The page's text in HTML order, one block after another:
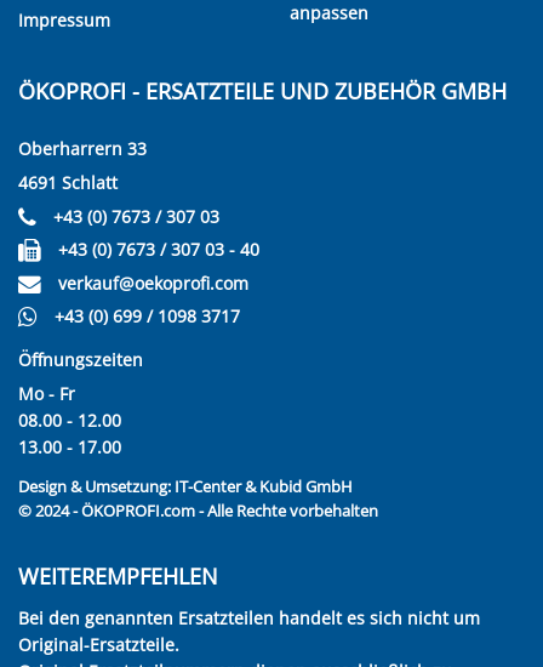
Impressum
anpassen
ÖKOPROFI - ERSATZTEILE UND ZUBEHÖR GMBH
Oberharrern 33
4691 Schlatt
+43 (0) 7673 / 307 03
+43 (0) 7673 / 307 03 - 40
verkauf@oekoprofi.com
+43 (0) 699 / 1098 3717
Öffnungszeiten
Mo - Fr
08.00 - 12.00
13.00 - 17.00
Design & Umsetzung: IT-Center & Kubid GmbH
© 2024 - ÖKOPROFI.com - Alle Rechte vorbehalten
WEITEREMPFEHLEN
Bei den genannten Ersatzteilen handelt es sich nicht um
Original-Ersatzteile.